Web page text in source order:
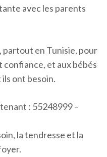
avec les parents
partout en Tunisie, pour
et aux bébés
ont besoin.
: 55248999 –
la tendresse et la